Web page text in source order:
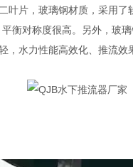
叶片，玻璃钢材质，采用
衡对称度很高。另外，玻
，水力性能高效化、推流